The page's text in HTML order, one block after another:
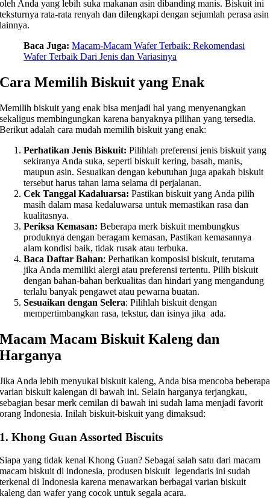
oleh Anda yang lebih suka makanan asin dibanding manis. Biskuit ini
teksturnya rata-rata renyah dan dilengkapi dengan sejumlah perasa asin
lainnya.
Baca Juga: Macam-Macam Wafer Terbaik: Rekomendasi
Wafer Terbaik Dari Jenis dan Variasinya
Cara Memilih Biskuit yang Enak
Memilih biskuit yang enak bisa menjadi hal yang menyenangkan
sekaligus membingungkan karena banyaknya pilihan yang tersedia.
Berikut adalah cara mudah memilih biskuit yang enak:
Perhatikan Jenis Biskuit:Pilihlah preferensi jenis biskuit yang
sekiranya Anda suka, seperti biskuit kering, basah, manis,
maupun asin. Sesuaikan dengan kebutuhan juga apakah biskuit
tersebut harus tahan lama selama di perjalanan.
Cek Tanggal Kadaluarsa: Pastikan biskuit yang Anda pilih
masih dalam masa kedaluwarsa untuk memastikan rasa dan
kualitasnya.
Periksa Kemasan:Beberapa merk biskuit membungkus
produknya dengan beragam kemasan, Pastikan kemasannya
alam kondisi baik, tidak rusak atau terbuka.
Baca Daftar Bahan: Perhatikan komposisi biskuit, terutama
jika Anda memiliki alergi atau preferensi tertentu. Pilih biskuit
dengan bahan-bahan berkualitas dan hindari yang mengandung
terlalu banyak pengawet atau pewarna buatan.
Sesuaikan dengan Selera: Pilihlah biskuit dengan
mempertimbangkan rasa, tekstur, dan isinya jika ada.
Macam Macam Biskuit Kaleng dan
Harganya
Jika Anda lebih menyukai biskuit kaleng, Anda bisa mencoba beberapa
varian biskuit kalengan di bawah ini. Selain harganya terjangkau,
sebagian besar merk cemilan di bawah ini sudah lama menjadi favorit
orang Indonesia. Inilah biskuit-biskuit yang dimaksud:
1. Khong Guan Assorted Biscuits
Siapa yang tidak kenal Khong Guan? Sebagai salah satu dari macam
macam biskuit di indonesia, produsen biskuit legendaris ini sudah
terkenal di Indonesia karena menawarkan berbagai varian biskuit
kaleng dan wafer yang cocok untuk segala acara.